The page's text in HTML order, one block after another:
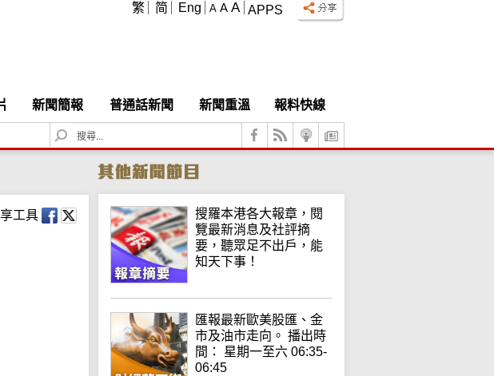
APPS
A A A
繁 简 Eng
新聞簡報 普通話新聞 新聞重溫
報料快線
S
e
c
h
工具
搜羅本港各大報章，閱
覽最新消息及社評摘
要，聽眾足不出戶，能
知天下事！
匯報最新歐美股匯、金
市及油市走向。 播出時
間： 星期一至六 06:35-
06:45